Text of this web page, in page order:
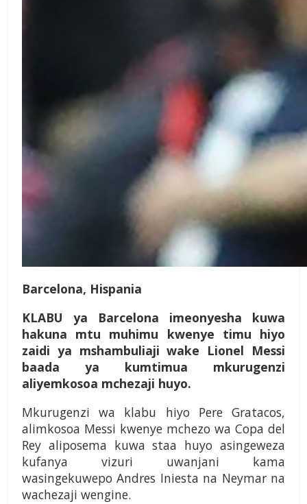
Barcelona, Hispania
KLABU ya Barcelona imeonyesha kuwa
hakuna mtu muhimu kwenye timu hiyo
zaidi ya mshambuliaji wake Lionel Messi
baada ya kumtimua mkurugenzi
aliyemkosoa mchezaji huyo.
Mkurugenzi wa klabu hiyo Pere Gratacos,
alimko­soa Messi kwenye mchezo wa Copa del
Rey alipose­ma kuwa staa huyo asingeweza
kufanya vizuri uwan­jani kama
wasingekuwepo Andres Iniesta na Neymar na
wachezaji wengine.